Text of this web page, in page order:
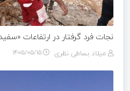
نجات فرد گرفتار در ارتفاعات
میلاد بساطی نظری ۱۴۰۵/۰۵/۱۵